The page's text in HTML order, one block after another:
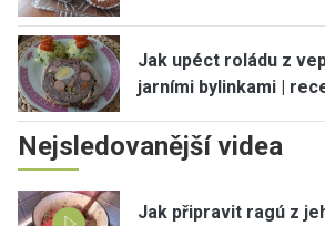
Jak upéct roládu z
jarními bylinkami |
Nejsledovanější videa
Jak připravit ragú z